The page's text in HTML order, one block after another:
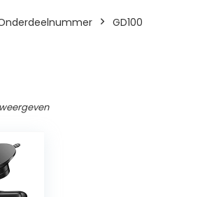
‎GD100